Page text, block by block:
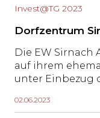
Invest@TG 2023
Dorfzentrum
Die EW Sirnach
auf ihrem
unter Einbezug
Pensionskasse
02.06.2023